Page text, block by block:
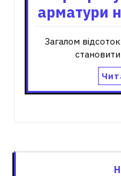
арматури
Загалом